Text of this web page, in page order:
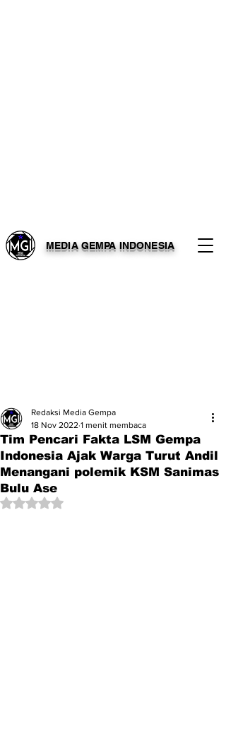
MEDIA GEMPA INDONESIA
Tim Pencari Fakta LSM Gempa
Indonesia Ajak Warga Turut Andil
Menangani polemik KSM Sanimas
Bulu Ase
Redaksi Media Gempa
18 Nov 2022 1 menit membaca
Dinilai NaN dari 5 bintang.